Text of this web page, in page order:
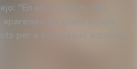
“En els moments més
els grans equips.
per a aconseguir aquesta